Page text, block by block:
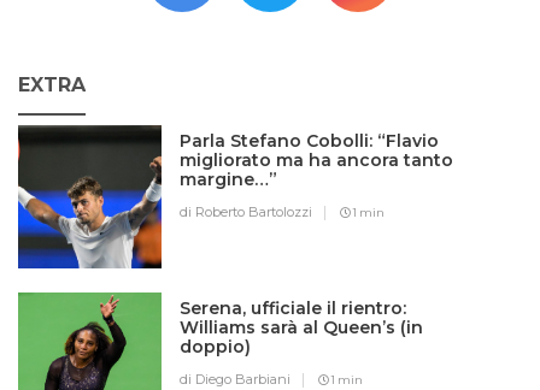
EXTRA
Parla Stefano Cobolli: “Flavio
migliorato ma ha ancora tanto
margine…”
di Roberto Bartolozzi 1 min
Serena, ufficiale il rientro:
Williams sarà al Queen’s (in
doppio)
di Diego Barbiani 1 min